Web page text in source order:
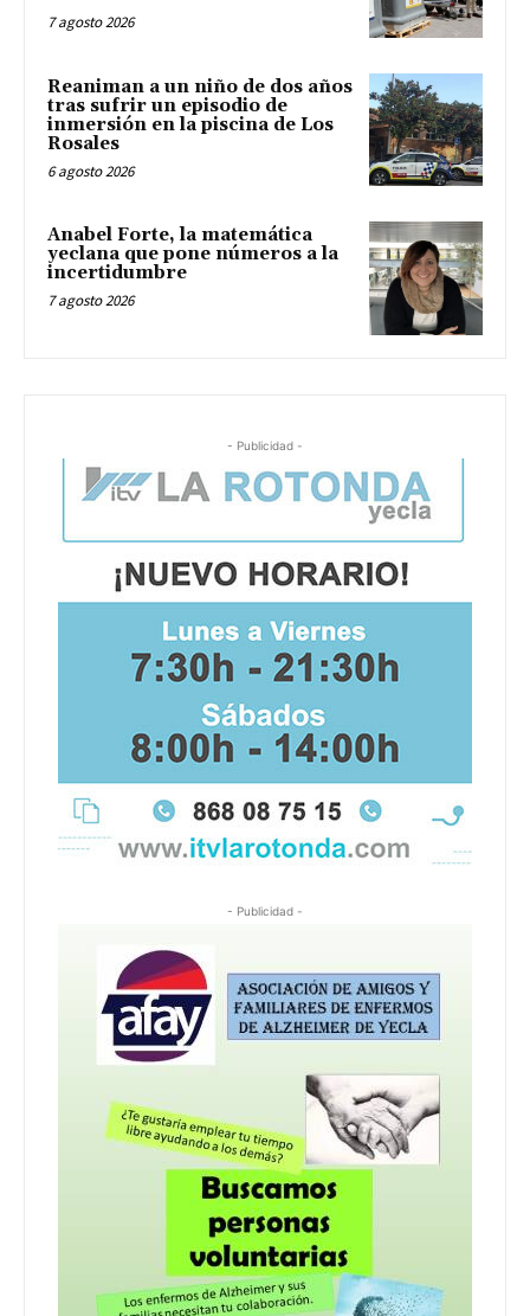
7 agosto 2026
Reaniman a un niño de dos años
tras sufrir un episodio de
inmersión en la piscina de Los
Rosales
6 agosto 2026
Anabel Forte, la matemática
yeclana que pone números a la
incertidumbre
7 agosto 2026
- Publicidad -
- Publicidad -